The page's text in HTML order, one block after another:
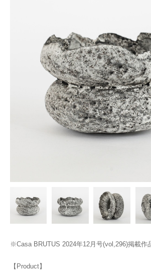
※Casa BRUTUS 2024年12月号(vol,296)掲載作
【Product】